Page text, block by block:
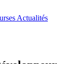
Actualités